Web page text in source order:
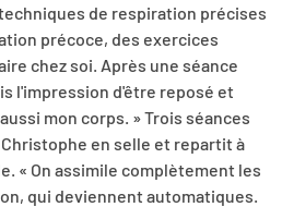
de respiration précises
précoce, des exercices
chez soi. Après une séance
l'impression d'être reposé et
mon corps. » Trois séances
en selle et repartit à
« On assimile complètement les
qui deviennent automatiques.